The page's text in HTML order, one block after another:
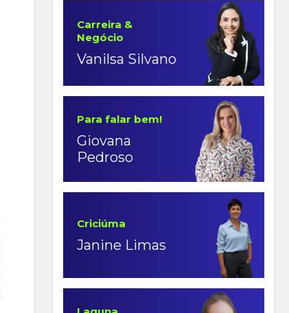
Carreira &
Negócio
Vanilsa Silvano
Para falar bem!
Giovana
Pedroso
Criciúma
Janine Limas